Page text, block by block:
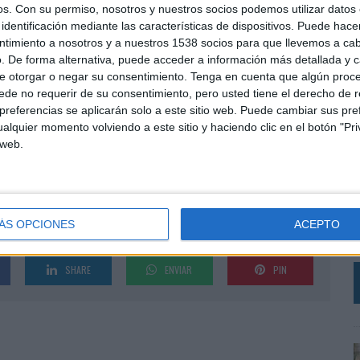
Con su permiso, nosotros y nuestros socios podemos utilizar datos
mediante las características de dispositivos. Puede
a nosotros y a nuestros 1538 socios para que llevemos a
De forma alternativa, puede acceder a información más detallada y
otorgar o negar su consentimiento. Tenga en cuenta que algún
no requerir de su consentimiento, pero usted tiene el derecho de
se aplicarán solo a este sitio web. Puede cambiar sus
momento volviendo a este sitio y haciendo clic en el botón
OPCIONES ACEPTO
España y Latinoamérica, manteniendo el
de artistas como Anuel AA, Bad Gyal,
otras colaboraciones sorpresa que se anunciarán
consolidándose como uno de los mayores
un ejemplo de cómo las plataformas de vídeo
en directo.
SHARE ENVIAR PIN